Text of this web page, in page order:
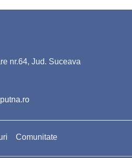
nr.64, Jud. Suceava
Comunitate